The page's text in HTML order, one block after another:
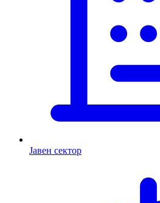
Јавен сектор